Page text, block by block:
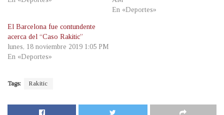
En «Deportes»
El Barcelona fue contundente
acerca del “Caso Rakitic”
lunes, 18 noviembre 2019 1:05 PM
En «Deportes»
Tags: Rakitic